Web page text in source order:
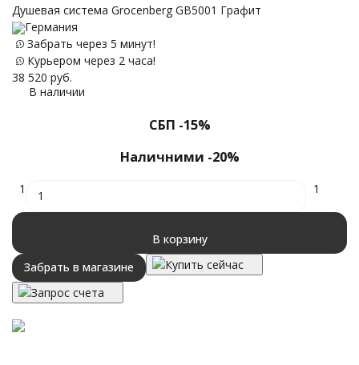
Душевая система Grocenberg GB5001 Графит
Германия
Забрать через 5 минут!
Курьером через 2 часа!
38 520 руб.
В наличии
СБП -15%
Наличними -20%
1 1
В корзину
Забрать в магазине
Купить сейчас
Запрос счета